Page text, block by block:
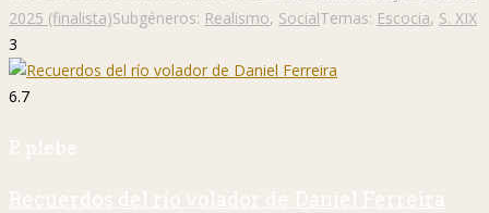
2025 (finalista)Subgéneros: Realismo, SocialTemas: Escocia, S. XIX
3
6.7
P. plebe
Recuerdos del río volador de Daniel Ferreira